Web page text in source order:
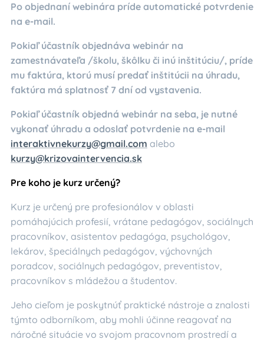
Po objednaní webinára príde automatické potvrdenie
na e-mail.
Pokiaľ účastník objednáva webinár na
zamestnávateľa /školu, škôlku či inú inštitúciu/, príde
mu faktúra, ktorú musí predať inštitúcii na úhradu,
faktúra má splatnosť 7 dní od vystavenia.
Pokiaľ účastník objedná webinár na seba, je nutné
vykonať úhradu a odoslať potvrdenie na e-mail
interaktivnekurzy@gmail.com alebo
kurzy@krizovaintervencia.sk
Pre koho je kurz určený?
Kurz je určený pre profesionálov v oblasti
pomáhajúcich profesií, vrátane pedagógov, sociálnych
pracovníkov, asistentov pedagóga, psychológov,
lekárov, špeciálnych pedagógov, výchovných
poradcov, sociálnych pedagógov, preventistov,
pracovníkov s mládežou a študentov.
Jeho cieľom je poskytnúť praktické nástroje a znalosti
týmto odborníkom, aby mohli účinne reagovať na
náročné situácie vo svojom pracovnom prostredí a